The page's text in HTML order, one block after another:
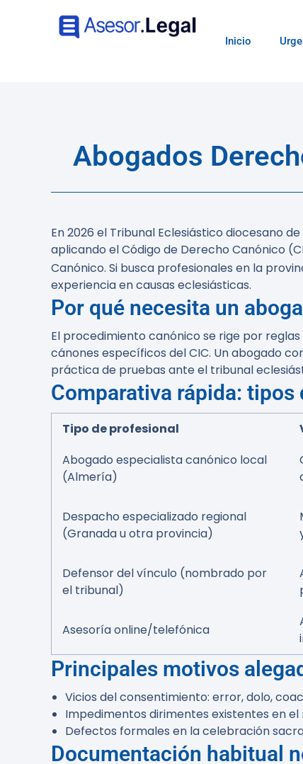
Inicio
Abogados
En 2026 el Tribunal Eclesiástico diocesano
aplicando el Código de Derecho Canónico
Canónico. Si busca profesionales en la
experiencia en causas eclesiásticas.
Por qué necesita un
El procedimiento canónico se rige por
cánones específicos del CIC. Un abogado
práctica de pruebas ante el tribunal
Comparativa rápida:
Tipo de profesional
Abogado especialista canónico local
(Almería)
Despacho especializado regional
(Granada u otra provincia)
Defensor del vínculo (nombrado por
el tribunal)
Asesoría online/telefónica
Principales motivos
Vicios del consentimiento: error, dolo,
Impedimentos dirimentes existentes en
Defectos formales en la celebración
Documentación habitual